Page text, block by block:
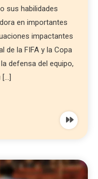
sus habilidades
en importantes
impactantes
de la FIFA y la Copa
defensa del equipo,
[…]